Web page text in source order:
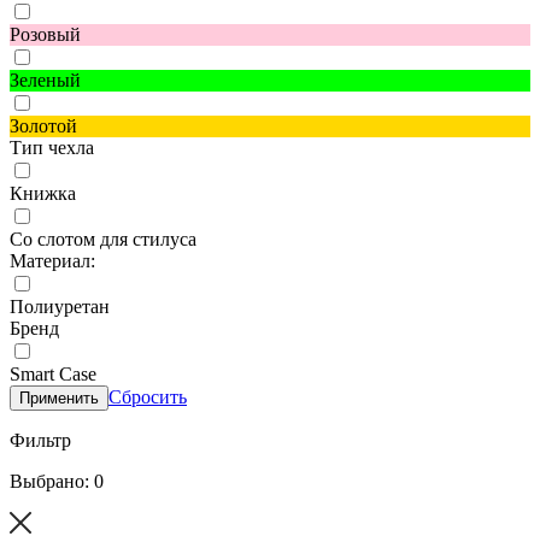
Розовый
Зеленый
Золотой
Тип чехла
Книжка
Со слотом для стилуса
Материал:
Полиуретан
Бренд
Smart Case
Применить Сбросить
Фильтр
Выбрано: 0